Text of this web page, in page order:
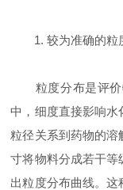
1. 较为准确的粒
粒度分布是评价
中，细度直接影响水
粒径关系到药物的溶
寸将物料分成若干等
出粒度分布曲线。这